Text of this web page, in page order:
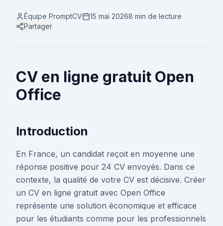
Équipe PromptCV 15 mai 20268 min de lecture
Partager
CV en ligne gratuit Open
Office
Introduction
En France, un candidat reçoit en moyenne une
réponse positive pour 24 CV envoyés. Dans ce
contexte, la qualité de votre CV est décisive. Créer
un CV en ligne gratuit avec Open Office
représente une solution économique et efficace
pour les étudiants comme pour les professionnels